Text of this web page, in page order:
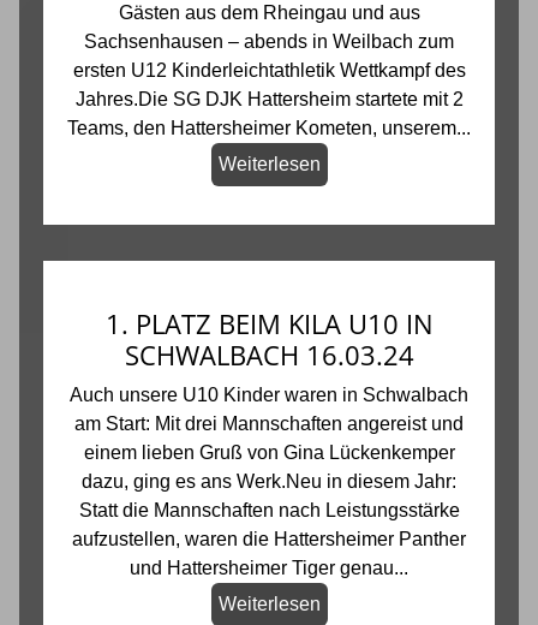
Gästen aus dem Rheingau und aus
Sachsenhausen – abends in Weilbach zum
ersten U12 Kinderleichtathletik Wettkampf des
Jahres.Die SG DJK Hattersheim startete mit 2
Teams, den Hattersheimer Kometen, unserem...
Weiterlesen
1. PLATZ BEIM KILA U10 IN
SCHWALBACH 16.03.24
Auch unsere U10 Kinder waren in Schwalbach
am Start: Mit drei Mannschaften angereist und
einem lieben Gruß von Gina Lückenkemper
dazu, ging es ans Werk.Neu in diesem Jahr:
Statt die Mannschaften nach Leistungsstärke
aufzustellen, waren die Hattersheimer Panther
und Hattersheimer Tiger genau...
Weiterlesen